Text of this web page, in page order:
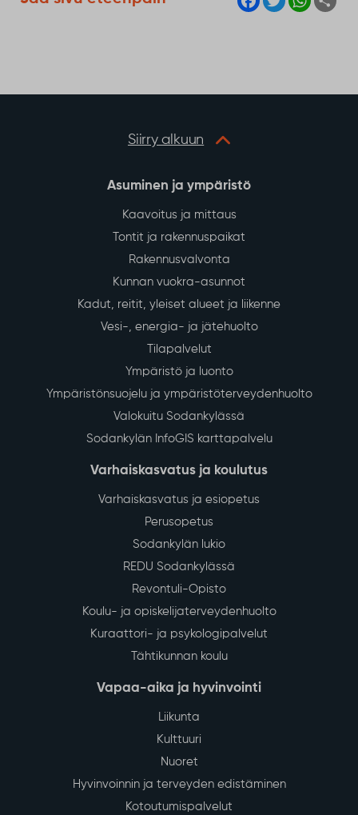
a
w
h
Siirry alkuun
Asuminen ja ympäristö
Kaavoitus ja mittaus
Tontit ja rakennuspaikat
Rakennusvalvonta
Kunnan vuokra-asunnot
Kadut, reitit, yleiset alueet ja liikenne
Vesi-, energia- ja jätehuolto
Tilapalvelut
Ympäristö ja luonto
Ympäristönsuojelu ja ympäristöterveydenhuolto
Valokuitu Sodankylässä
Sodankylän InfoGIS karttapalvelu
Varhaiskasvatus ja koulutus
Varhaiskasvatus ja esiopetus
Perusopetus
Sodankylän lukio
REDU Sodankylässä
Revontuli-Opisto
Koulu- ja opiskelijaterveydenhuolto
Kuraattori- ja psykologipalvelut
Tähtikunnan koulu
Vapaa-aika ja hyvinvointi
Liikunta
Kulttuuri
Nuoret
Hyvinvoinnin ja terveyden edistäminen
Kotoutumispalvelut